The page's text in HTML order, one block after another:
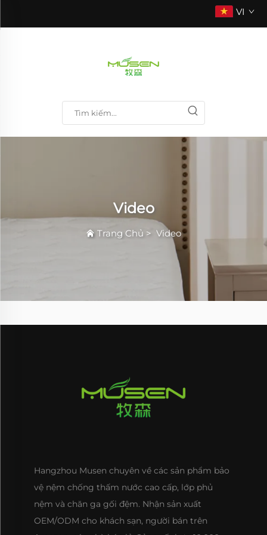
VI
Video
Trang Chủ > Video
Hangzhou Musen chuyên về các sản phẩm bảo
vệ nệm chống thấm nước cao cấp, lớp phủ
nệm và chăn ga gối đệm. Nhận sản xuất
OEM/ODM cho khách sạn, người bán trên